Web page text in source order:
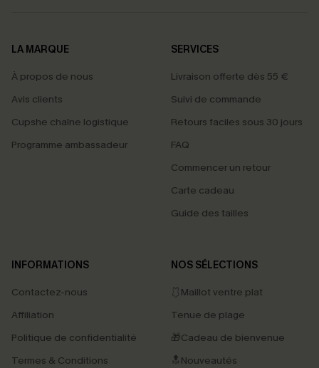
LA MARQUE
À propos de nous
Avis clients
Cupshe chaîne logistique
Programme ambassadeur
SERVICES
Livraison offerte dès 55 €
Suivi de commande
Retours faciles sous 30 jours
FAQ
Commencer un retour
Carte cadeau
Guide des tailles
INFORMATIONS
Contactez-nous
Affiliation
Politique de confidentialité
Termes & Conditions
NOS SÉLECTIONS
🩱Maillot ventre plat
Tenue de plage
🎁Cadeau de bienvenue
🔝Nouveautés